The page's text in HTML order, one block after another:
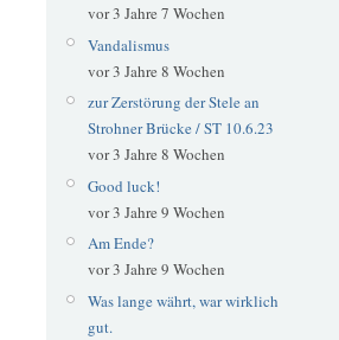
vor 3 Jahre 7 Wochen
Vandalismus
vor 3 Jahre 8 Wochen
zur Zerstörung der Stele an
Strohner Brücke / ST 10.6.23
vor 3 Jahre 8 Wochen
Good luck!
vor 3 Jahre 9 Wochen
Am Ende?
vor 3 Jahre 9 Wochen
Was lange währt, war wirklich
gut.